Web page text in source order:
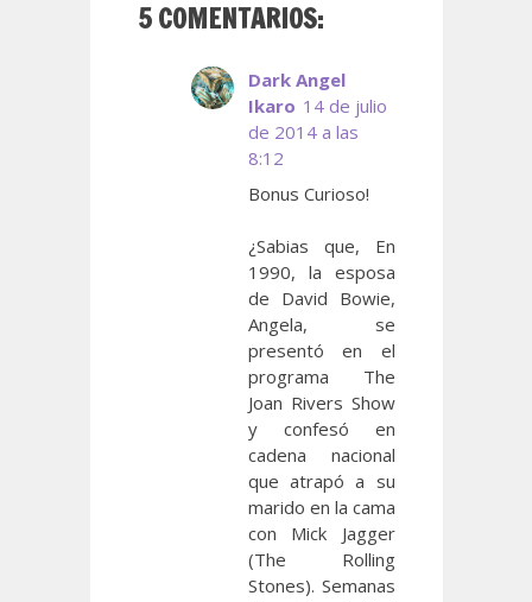
5 COMENTARIOS:
Dark Angel
Ikaro 14 de julio
de 2014 a las
8:12
Bonus Curioso!
¿Sabias que, En
1990, la esposa
de David Bowie,
Angela, se
presentó en el
programa The
Joan Rivers Show
y confesó en
cadena nacional
que atrapó a su
marido en la cama
con Mick Jagger
(The Rolling
Stones). Semanas